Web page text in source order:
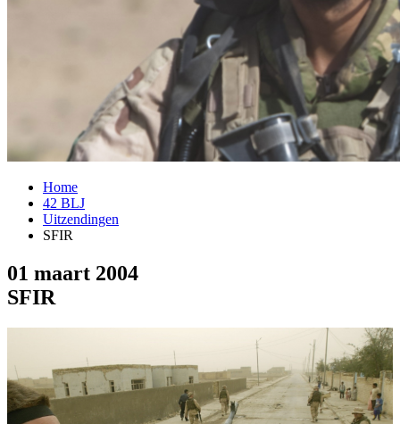
Home
42 BLJ
Uitzendingen
SFIR
01 maart 2004
SFIR